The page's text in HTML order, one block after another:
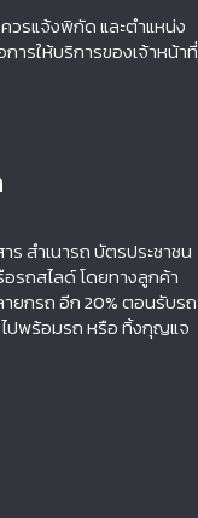
วรแจ้งพิกัด และตำแหน่ง
ารให้บริการของเจ้าหน้าที่
สำเนารถ บัตรประชาชน
รถสไลด์ โดยทางลูกค้า
ายกรถ อีก 20% ตอนรับรถ
ไปพร้อมรถ หรือ ทิ้งกุญแจ